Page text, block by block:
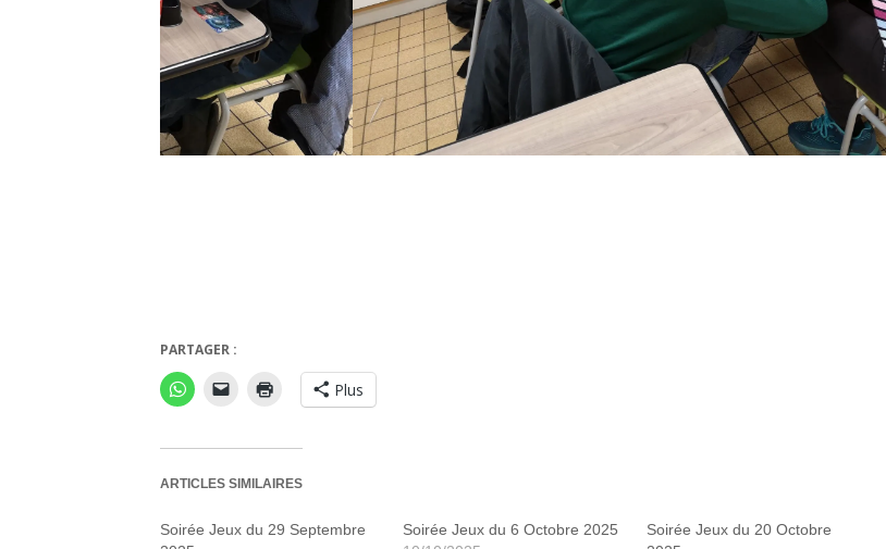
PARTAGER :
Plus
ARTICLES SIMILAIRES
Soirée Jeux du 29 Septembre
Soirée Jeux du 6 Octobre 2025
Soirée Jeux du 20 Octobre